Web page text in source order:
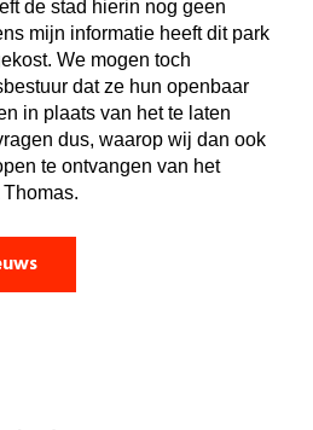
de stad hierin nog geen
mijn informatie heeft dit park
We mogen toch
dat ze hun openbaar
in plaats van het te laten
dus, waarop wij dan ook
te ontvangen van het